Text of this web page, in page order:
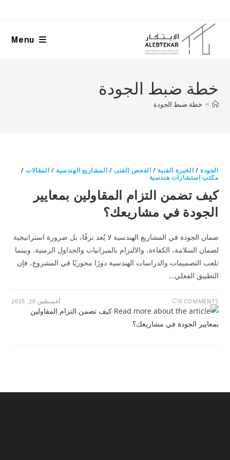
content
Menu
خطة ضبط الجودة
> خطة ضبط الجودة
الجودة / الخبرة الفنية / الفحص الفنى / المشاريع الهندسية / المقالات /
مكتب استشارات هندسية
كيف تضمن التزام المقاولين بمعايير
الجودة في مشاريعك؟
ضمان الجودة في المشاريع الهندسية لا يُعد ترفًا، بل ضرورة استراتيجية
لضمان السلامة، الكفاءة، والالتزام بالميزانيات والجداول الزمنية. وبينما
تلعب التصميمات والدراسات الهندسية دورًا محوريًا في المشروع، فإن
التطبيق الفعلي…
0 COMMENTS أغسطس 20, 2025